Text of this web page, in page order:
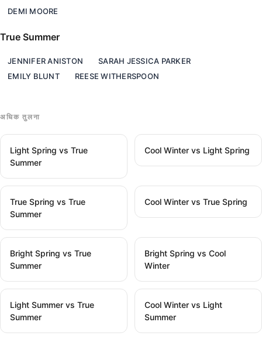
DEMI MOORE
True Summer
JENNIFER ANISTON
SARAH JESSICA PARKER
EMILY BLUNT
REESE WITHERSPOON
अधिक तुलना
Light Spring vs True
Summer
Cool Winter vs Light Spring
True Spring vs True
Summer
Cool Winter vs True Spring
Bright Spring vs True
Summer
Bright Spring vs Cool
Winter
Light Summer vs True
Summer
Cool Winter vs Light
Summer